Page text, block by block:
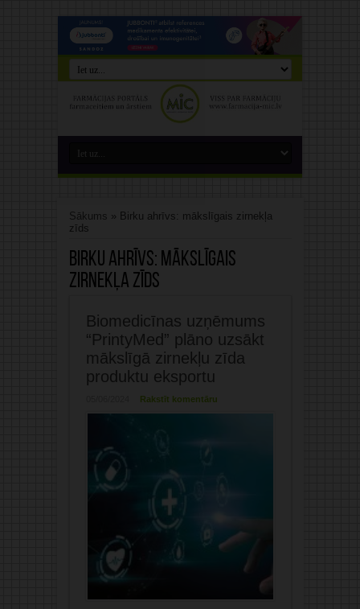
Sākums » Birku ahrīvs: mākslīgais zirnekļa
zīds
Birku ahrīvs: mākslīgais
zirnekļa zīds
Biomedicīnas uzņēmums
“PrintyMed” plāno uzsākt
mākslīgā zirnekļu zīda
produktu eksportu
Rakstīt komentāru